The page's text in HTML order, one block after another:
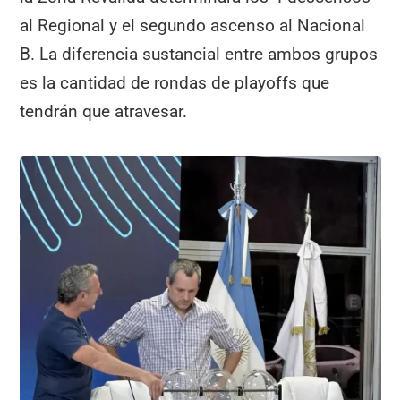
al Regional y el segundo ascenso al Nacional
B. La diferencia sustancial entre ambos grupos
es la cantidad de rondas de playoffs que
tendrán que atravesar.